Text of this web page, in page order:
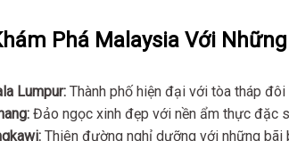
Phá Malaysia Với
Lumpur: Thành phố hiện đại với tòa tháp
Đảo ngọc xinh đẹp với nền ẩm thực đặc
Thiên đường nghỉ dưỡng với những bãi